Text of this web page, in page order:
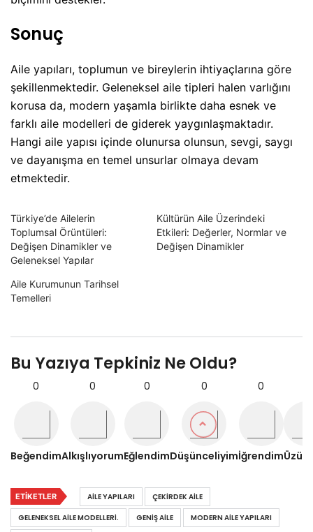
Sonuç
Aile yapıları, toplumun ve bireylerin ihtiyaçlarına göre
şekillenmektedir. Geleneksel aile tipleri halen varlığını
korusa da, modern yaşamla birlikte daha esnek ve
farklı aile modelleri de giderek yaygınlaşmaktadır.
Hangi aile yapısı içinde olunursa olunsun, sevgi, saygı
ve dayanışma en temel unsurlar olmaya devam
etmektedir.
Türkiye’de Ailelerin
Toplumsal Örüntüleri:
Değişen Dinamikler ve
Geleneksel Yapılar
Kültürün Aile Üzerindeki
Etkileri: Değerler, Normlar ve
Değişen Dinamikler
Aile Kurumunun Tarihsel
Temelleri
Bu Yazıya Tepkiniz Ne Oldu?
0
Beğendim
0
Alkışlıyorum
0
Eğlendim
0
Düşünceliyim
0
İğrendim
ETIKETLER AILE YAPILARI
ÇEKIRDEK AILE
GELENEKSEL AILE MODELLERI.
GENIŞ AILE
MODERN AILE YAPILARI